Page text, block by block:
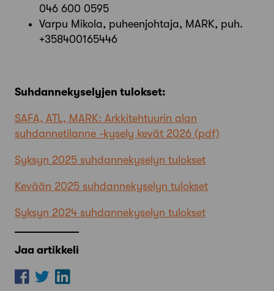
046 600 0595
Varpu Mikola, puheenjohtaja, MARK, puh.
+358400165446
Suhdannekyselyjen tulokset:
SAFA, ATL, MARK: Arkkitehtuurin alan
suhdannetilanne -kysely kevät 2026
Syksyn 2025 suhdannekyselyn tulokset
Kevään 2025 suhdannekyselyn tulokset
Syksyn 2024 suhdannekyselyn tulokset
Jaa artikkeli